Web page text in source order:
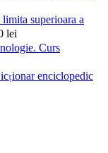
superioara a
lei
Curs
enciclopedic